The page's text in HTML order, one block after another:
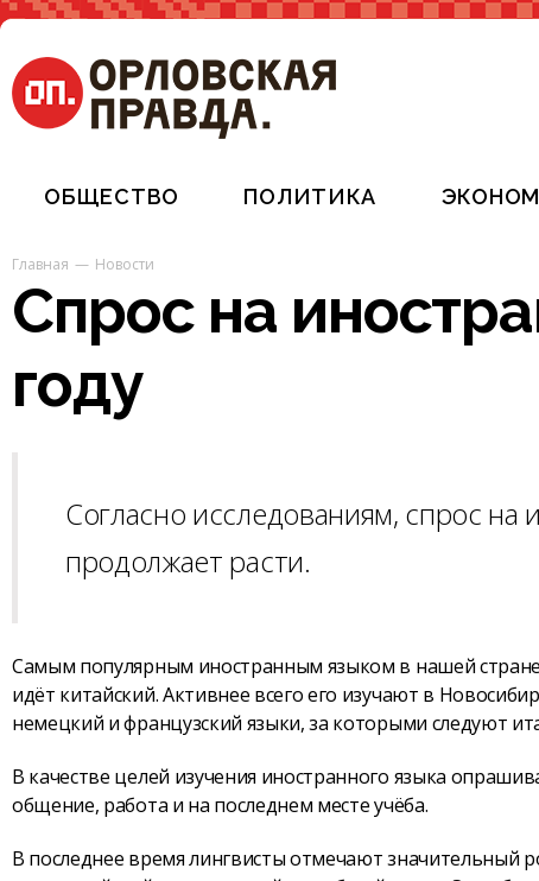
ОБЩЕСТВО ПОЛИТИКА
Главная Новости
Спрос на
году
Согласно исследованиям, спрос на
продолжает расти.
Самым популярным иностранным языком в нашей
идёт китайский. Активнее всего его изучают в
немецкий и французский языки, за которыми следуют
В качестве целей изучения иностранного языка
общение, работа и на последнем месте учёба.
В последнее время лингвисты отмечают значительный